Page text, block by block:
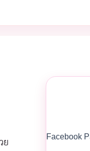
ย
Facebook